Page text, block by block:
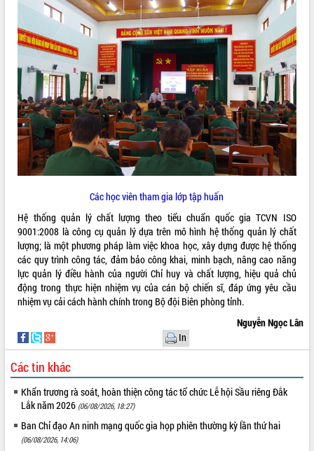
VIDEO
Không có file video nào để phát.
ALBUM ẢNH
Các học viên tham gia lớp tập huấn
Hệ thống quản lý chất lượng theo tiểu chuẩn quốc gia TCVN ISO
9001:2008 là công cụ quản lý dựa trên mô hình hệ thống quản lý chất
lượng; là một phương pháp làm việc khoa học, xây dựng được hệ thống
các quy trình công tác, đảm bảo công khai, minh bạch, nâng cao năng
lực quản lý điều hành của người Chỉ huy và chất lượng, hiệu quả chủ
động trong thực hiện nhiệm vụ của cán bộ chiến sĩ, đáp ứng yêu cầu
nhiệm vụ cải cách hành chính trong Bộ đội Biên phòng tỉnh.
Nguyễn Ngọc Lân
In
Các tin khác
Khẩn trương rà soát, hoàn thiện công tác tổ chức Lễ hội Sầu riêng Đắk
Lắk năm 2026 (06/08/2026, 18:27)
Ban Chỉ đạo An ninh mạng quốc gia họp phiên thường kỳ lần thứ hai
(06/08/2026, 14:06)